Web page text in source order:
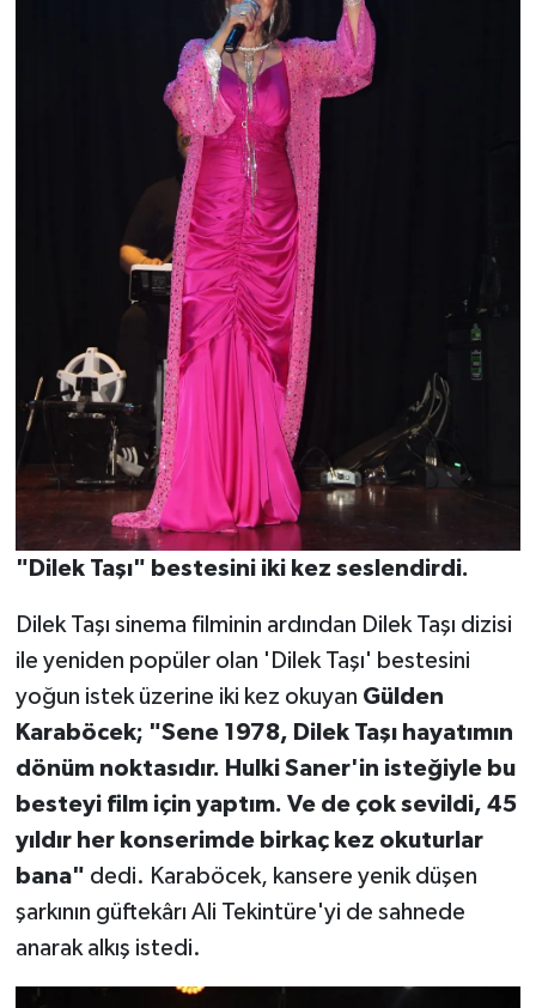
"Dilek Taşı" bestesini iki kez seslendirdi.
Dilek Taşı sinema filminin ardından Dilek Taşı dizisi
ile yeniden popüler olan 'Dilek Taşı' bestesini
yoğun istek üzerine iki kez okuyan Gülden
Karaböcek; "Sene 1978, Dilek Taşı hayatımın
dönüm noktasıdır. Hulki Saner'in isteğiyle bu
besteyi film için yaptım. Ve de çok sevildi, 45
yıldır her konserimde birkaç kez okuturlar
bana" dedi. Karaböcek, kansere yenik düşen
şarkının güftekârı Ali Tekintüre'yi de sahnede
anarak alkış istedi.